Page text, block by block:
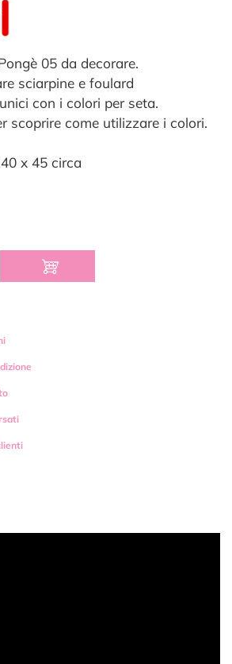
05 da decorare.
sciarpine e foulard
con i colori per seta.
scoprire come utilizzare i colori.
x 45 circa